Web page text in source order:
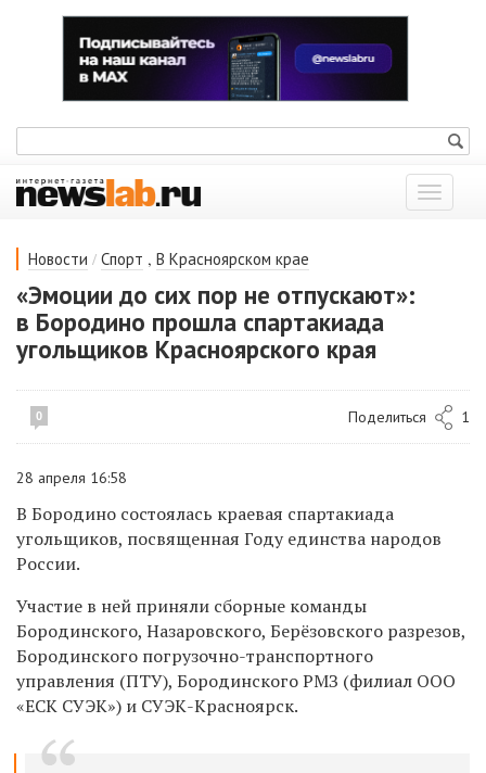
Показать
меню
Новости / Спорт , В Красноярском крае
«Эмоции до сих пор не отпускают»:
в Бородино прошла спартакиада
угольщиков Красноярского края
0 Поделиться 1
28 апреля 16:58
В Бородино состоялась краевая спартакиада
угольщиков, посвященная Году единства народов
России.
Участие в ней приняли сборные команды
Бородинского, Назаровского, Берёзовского разрезов,
Бородинского погрузочно-транспортного
управления (ПТУ), Бородинского РМЗ (филиал ООО
«ЕСК СУЭК») и СУЭК-Красноярск.